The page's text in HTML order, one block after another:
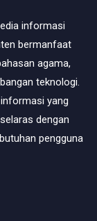
informasi
bermanfaat
agama,
teknologi.
yang
dengan
pengguna